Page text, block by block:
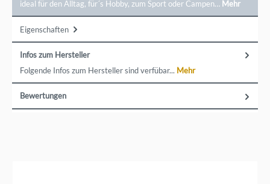
ideal für den Alltag, für´s Hobby, zum Sport oder Campen… Mehr
Eigenschaften
Infos zum Hersteller
Folgende Infos zum Hersteller sind verfübar... Mehr
Bewertungen